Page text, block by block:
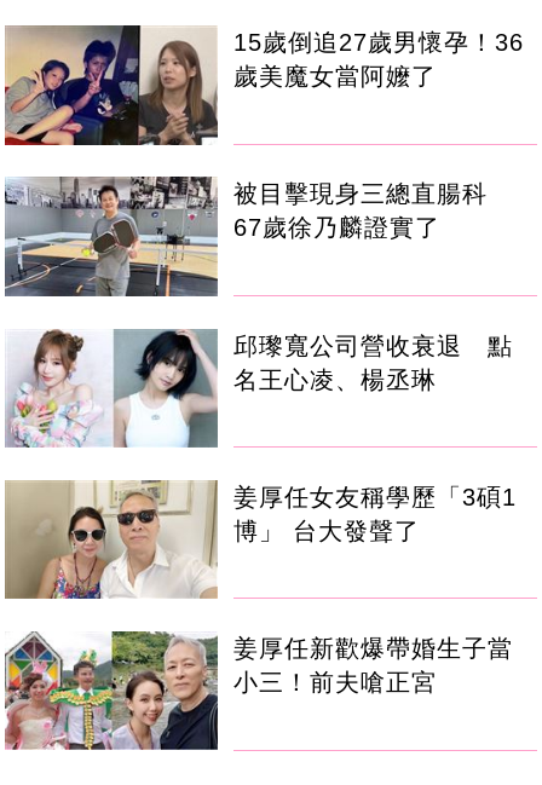
15歲倒追27歲男懷孕！36
歲美魔女當阿嬤了
被目擊現身三總直腸科
67歲徐乃麟證實了
邱瓈寬公司營收衰退 點
名王心凌、楊丞琳
姜厚任女友稱學歷「3碩1
博」 台大發聲了
姜厚任新歡爆帶婚生子當
小三！前夫嗆正宮